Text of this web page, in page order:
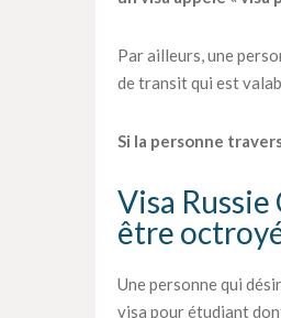
Par ailleurs, une
de transit qui est
Si la personne
Visa
être
Une personne qui
visa pour étudiant